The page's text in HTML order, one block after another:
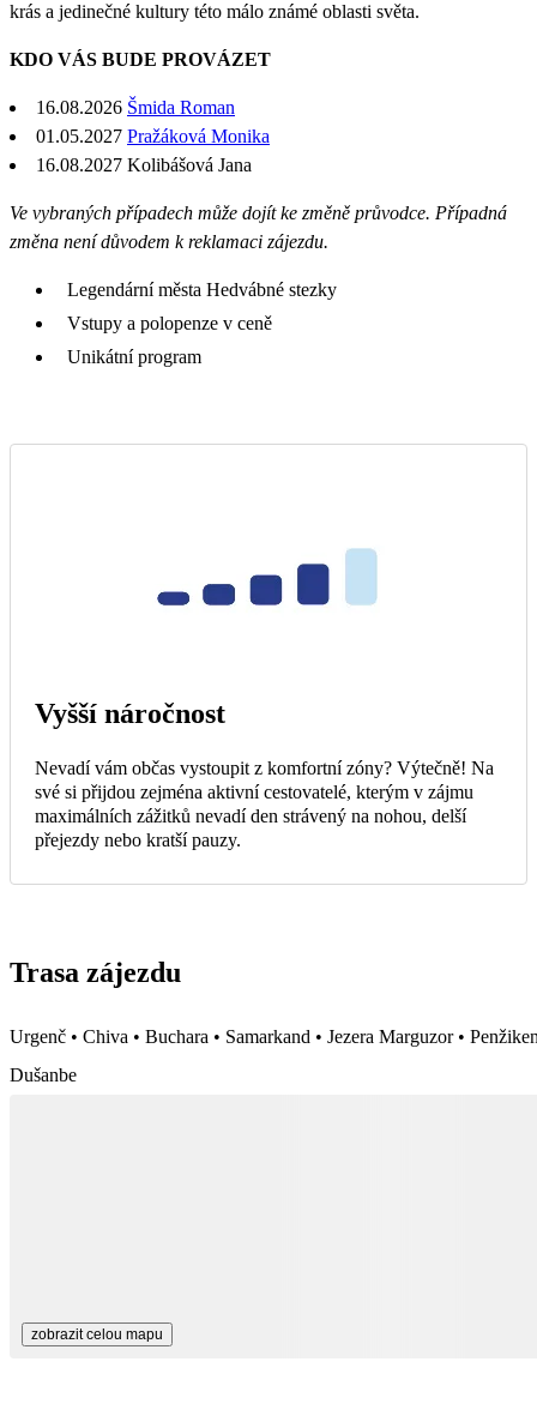
krás a jedinečné kultury této málo známé oblasti světa.
KDO VÁS BUDE PROVÁZET
16.08.2026 Šmida Roman
01.05.2027 Pražáková Monika
16.08.2027 Kolibášová Jana
Ve vybraných případech může dojít ke změně průvodce. Případná
změna není důvodem k reklamaci zájezdu.
Legendární města Hedvábné stezky
Vstupy a polopenze v ceně
Unikátní program
Vyšší náročnost
Nevadí vám občas vystoupit z komfortní zóny? Výtečně! Na
své si přijdou zejména aktivní cestovatelé, kterým v zájmu
maximálních zážitků nevadí den strávený na nohou, delší
přejezdy nebo kratší pauzy.
Trasa zájezdu
Urgenč • Chiva • Buchara • Samarkand • Jezera Marguzor •
Dušanbe
zobrazit celou mapu